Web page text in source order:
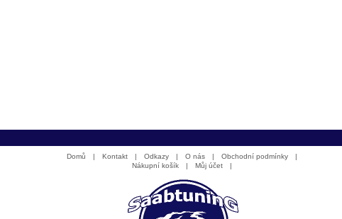
Domů | Kontakt | Odkazy | O nás | Obchodní podmínky
|
Nákupní košík
| Můj účet |